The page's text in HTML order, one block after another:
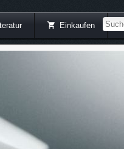
Einkaufen